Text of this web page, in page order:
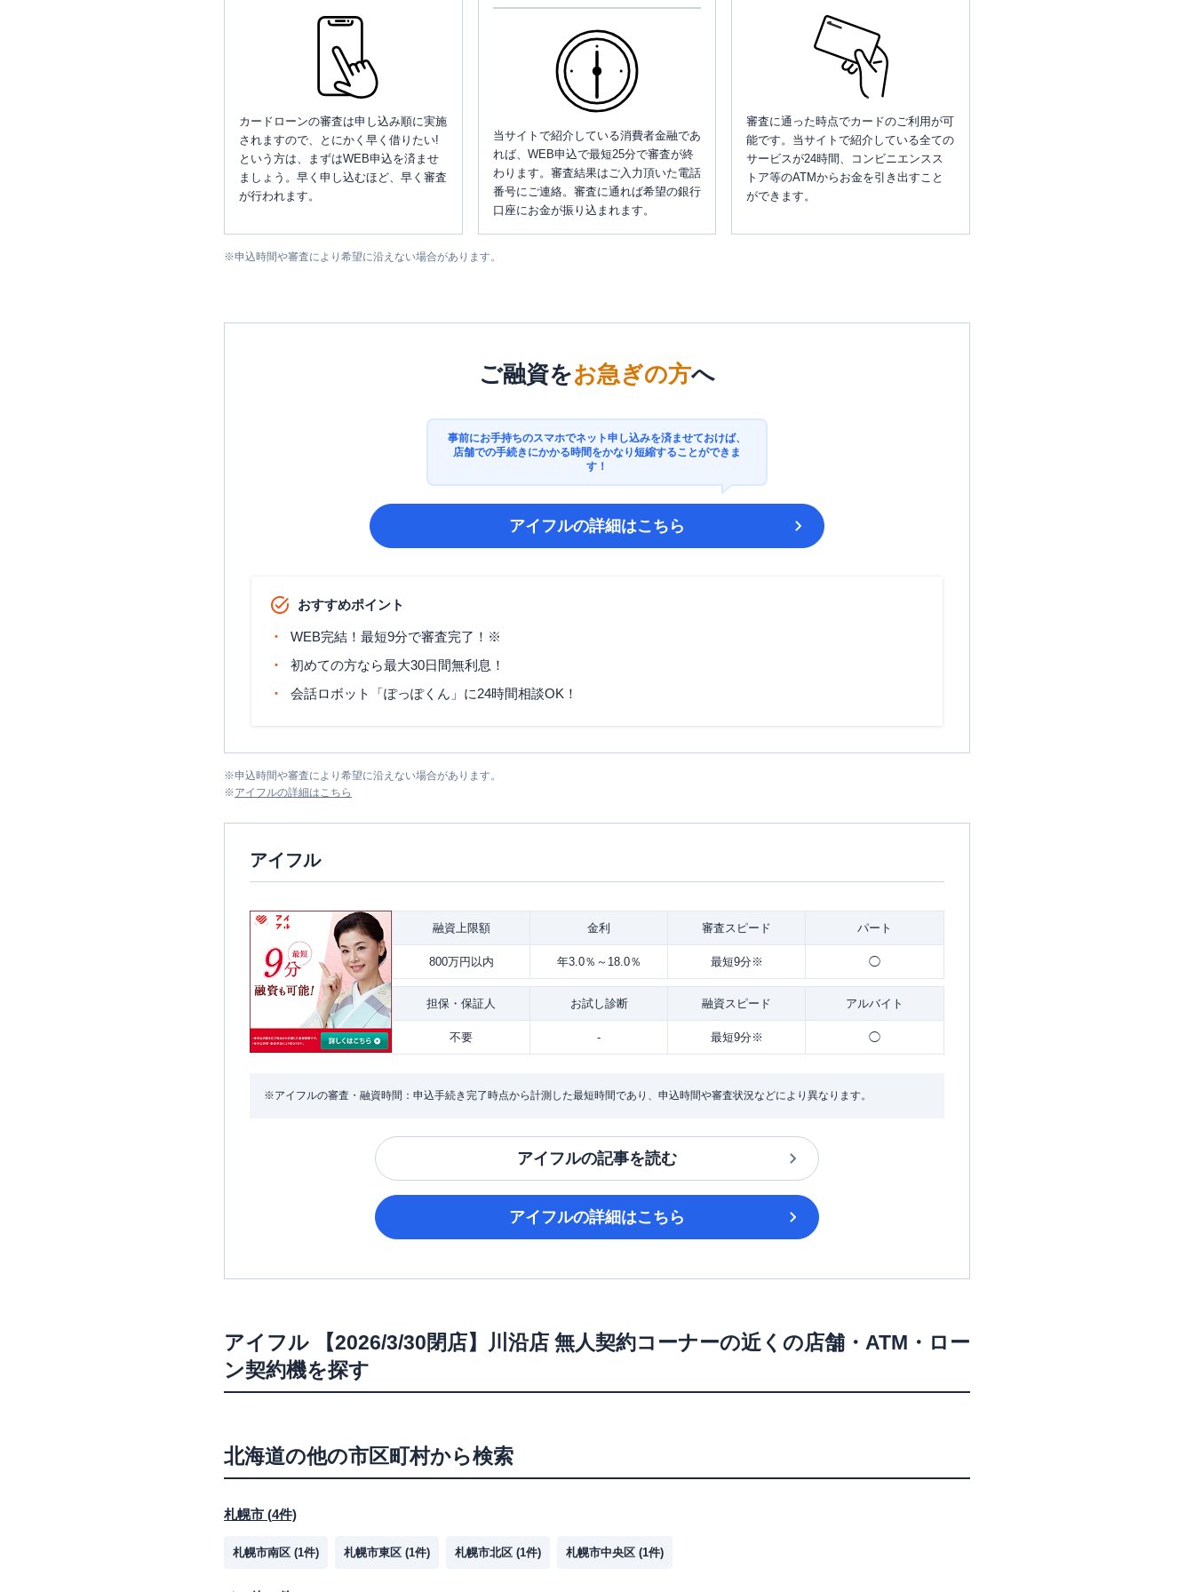
カードローンの審査は申し込み順に実施
されますので、とにかく早く借りたい!
という方は、まずはWEB申込を済ませ
ましょう。早く申し込むほど、早く審査
が行われます。
当サイトで紹介している消費者金融であ
れば、WEB申込で最短25分で審査が終
わります。審査結果はご入力頂いた電話
番号にご連絡。審査に通れば希望の銀行
口座にお金が振り込まれます。
審査に通った時点でカードのご利用が可
能です。当サイトで紹介している全ての
サービスが24時間、コンビニエンスス
トア等のATMからお金を引き出すこと
ができます。
※申込時間や審査により希望に沿えない場合があります。
ご融資をお急ぎの方へ
事前にお手持ちのスマホでネット申し込みを済ませておけば、
店舗での手続きにかかる時間をかなり短縮することができま
す！
アイフルの詳細はこちら
おすすめポイント
WEB完結！最短9分で審査完了！※
初めての方なら最大30日間無利息！
会話ロボット「ぽっぽくん」に24時間相談OK！
※申込時間や審査により希望に沿えない場合があります。
※アイフルの詳細はこちら
アイフル
融資上限額 金利 審査スピード パート
800万円以内 年3.0％～18.0％ 最短9分※ ◯
担保・ 保証人 お試し診断 融資スピード アルバイト
不要 - 最短9分※ ◯
※アイフルの審査・融資時間：申込手続き完了時点から計測した最短時間であり、申込時間や審査状況などにより異なります。
アイフルの記事を読む
アイフルの詳細はこちら
アイフル 【2026/3/30閉店】川沿店 無人契約コーナーの近くの店舗・ATM・ロー
ン契約機を探す
北海道の他の市区町村から検索
札幌市 (4件)
札幌市南区 (1件) 札幌市東区 (1件) 札幌市北区 (1件) 札幌市中央区 (1件)